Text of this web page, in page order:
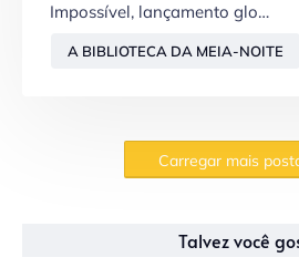
Impossível, lançamento glo…
A BIBLIOTECA DA MEIA-NOITE
Carregar mais
Talvez você